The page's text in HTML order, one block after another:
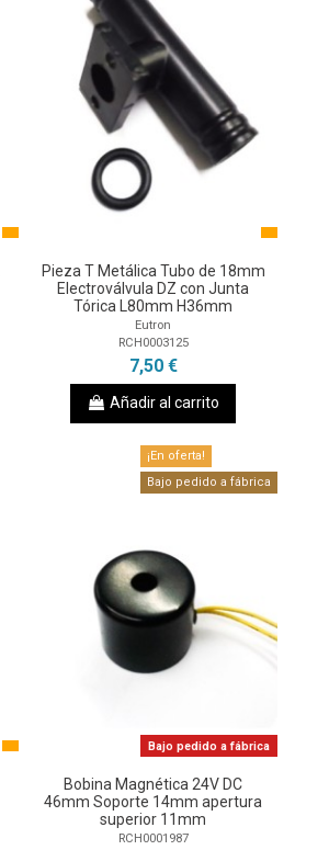
Pieza T Metálica Tubo de 18mm
Electroválvula DZ con Junta
Tórica L80mm H36mm
Eutron
RCH0003125
7,50 €
Añadir al carrito
¡En oferta!
Bajo pedido a fábrica
Bajo pedido a fábrica
Bobina Magnética 24V DC
46mm Soporte 14mm apertura
superior 11mm
RCH0001987